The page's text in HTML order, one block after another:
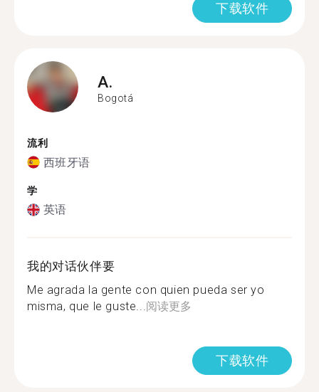
下载软件
A.
Bogotá
流利
西班牙语
学
英语
我的对话伙伴要
Me agrada la gente con quien pueda ser yo
misma, que le guste...阅读更多
下载软件